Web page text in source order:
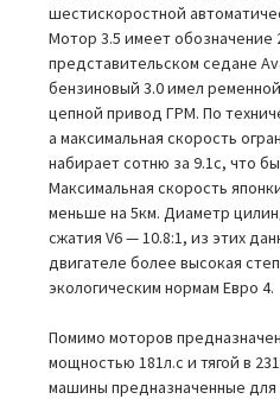
шестискоростной
Мотор 3.5 имеет обозначение
представительском седане
бензиновый 3.0 имел
цепной привод ГРМ. По
а максимальная скорость
набирает сотню за 9.1с, что
Максимальная скорость
меньше на 5км. Диаметр
сжатия V6 — 10.8:1, из этих
двигателе более высокая
экологическим нормам Евро 4.
Помимо моторов
мощностью 181л.с и тягой в
машины предназначенные